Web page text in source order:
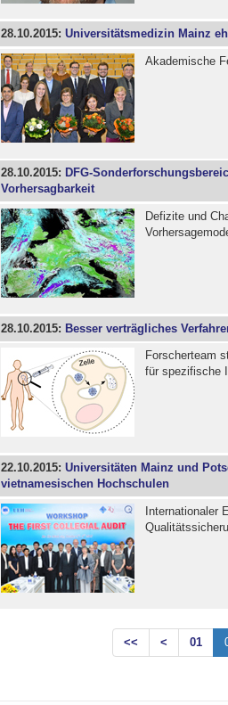
28.10.2015: Universitätsmedizin Mainz
Akademische
28.10.2015: DFG-
Vorhersagbarkeit
Defizite und
28.10.2015: Besser verträgliches
Forscherteam
für spezifische
22.10.2015: Universitäten Mainz und
vietnamesischen Hochschulen
Internationaler
<< < 01